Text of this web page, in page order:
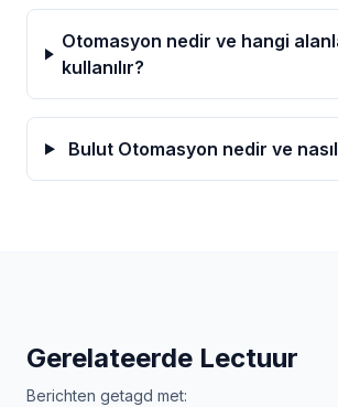
Otomasyon nedir ve hangi
kullanılır?
Bulut Otomasyon nedir ve nasıl
Gerelateerde Lectuur
Berichten getagd met: